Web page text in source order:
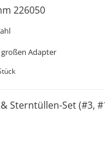
226050
Adapter
Sterntüllen-Set (#3,